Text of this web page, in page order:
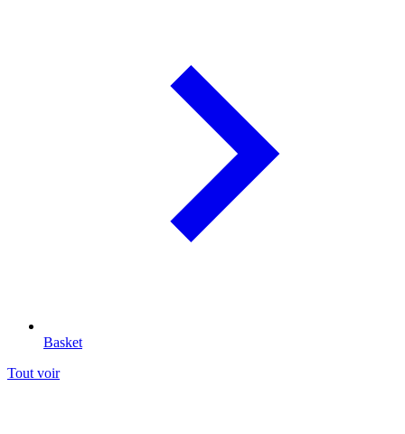
Basket
Tout voir